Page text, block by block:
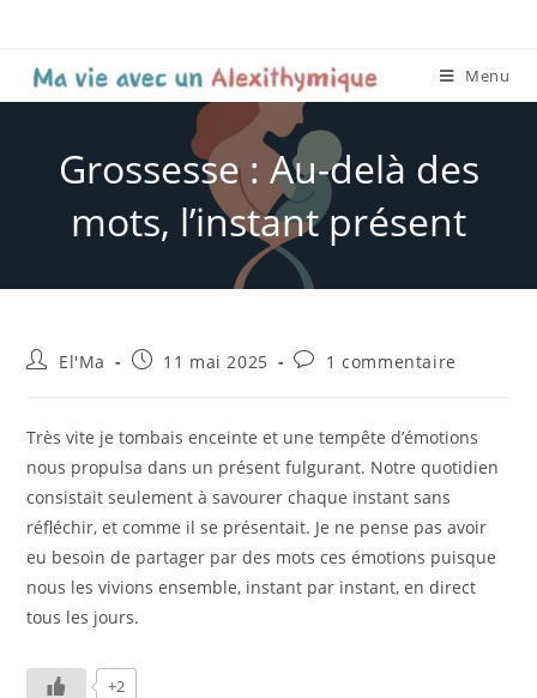
Menu
Grossesse : Au-delà des
mots, l’instant présent
El'Ma 11 mai 2025 1 commentaire
Très vite je tombais enceinte et une tempête d’émotions
nous propulsa dans un présent fulgurant. Notre quotidien
consistait seulement à savourer chaque instant sans
réfléchir, et comme il se présentait. Je ne pense pas avoir
eu besoin de partager par des mots ces émotions puisque
nous les vivions ensemble, instant par instant, en direct
tous les jours.
+2